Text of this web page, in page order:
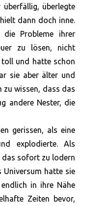
überfällig, überlegte
dann doch inne.
Probleme ihrer
zu lösen, nicht
toll und hatte schon
sie aber älter und
zu wissen, dass das
andere Nester, die
gerissen, als eine
explodierte. Als
das sofort zu lodern
Universum hatte sie
in ihre Nähe
Zeiten bevor,